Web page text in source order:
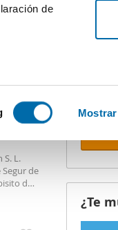
de
(huellas
momento
funciones
S. L.
de
de
para
pasar
No
¿Te